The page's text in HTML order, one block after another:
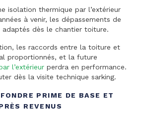
isolation thermique par l’extérieur
à venir, les dépassements de
dès le chantier toiture.
les raccords entre la toiture et
proportionnés, et la future
l’extérieur perdra en performance.
dès la visite technique sarking.
PRIME DE BASE ET
REVENUS